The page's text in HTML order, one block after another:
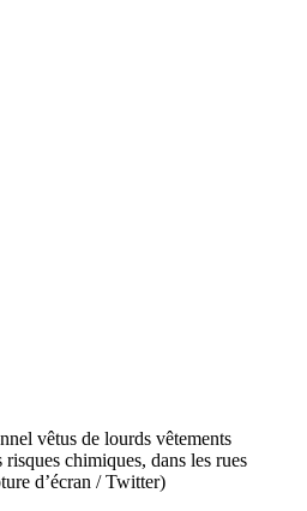
vêtus de lourds vêtements
chimiques, dans les rues
d’écran / Twitter)